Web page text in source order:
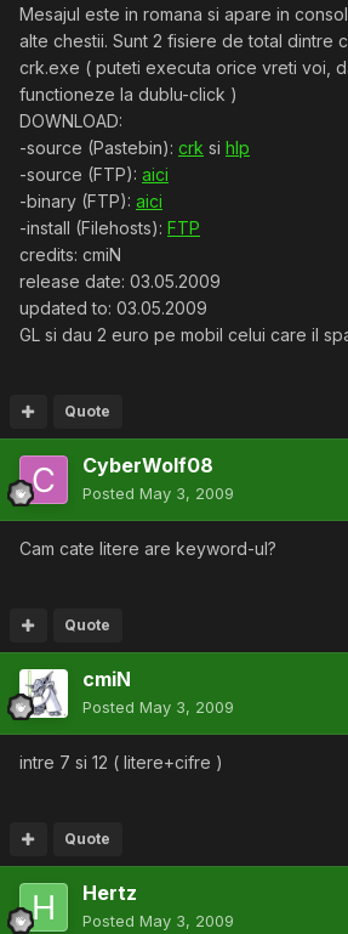
Mesajul este in romana si apare in
alte chestii. Sunt 2 fisiere de total dintre
crk.exe ( puteti executa orice vreti voi,
functioneze la dublu-click )
DOWNLOAD:
-source (Pastebin): crk si hlp
-source (FTP): aici
-binary (FTP): aici
-install (Filehosts): FTP
credits: cmiN
release date: 03.05.2009
updated to: 03.05.2009
GL si dau 2 euro pe mobil celui care il
Quote
CyberWolf08
Posted May 3, 2009
Cam cate litere are keyword-ul?
Quote
cmiN
Posted May 3, 2009
intre 7 si 12 ( litere+cifre )
Quote
Hertz
Posted May 3, 2009